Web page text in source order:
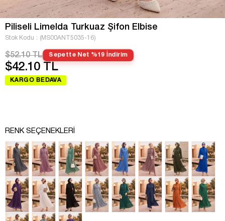
Piliseli Limelda Turkuaz Şifon Elbise
Stok Kodu (MS00ANT5035-16)
$52.10 TL Sepette Net %19 İndirim
$42.10 TL
KARGO BEDAVA
RENK SEÇENEKLERI